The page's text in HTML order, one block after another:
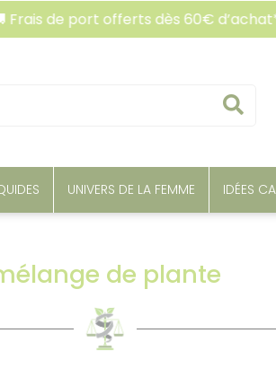
offerts dès 60€ d’achat* 🚚
UNIVERS DE LA FEMME IDÉES
de plante